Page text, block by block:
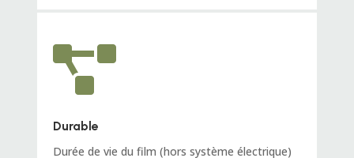

Durable
Durée de vie du film (hors système électrique)